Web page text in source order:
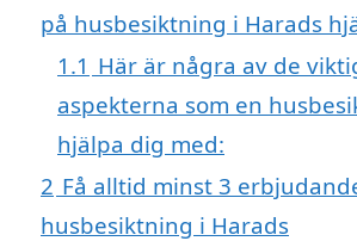
på husbesiktning i Harads
1.1 Här är några av de
aspekterna som en
hjälpa dig med:
2 Få alltid minst 3
husbesiktning i Harads